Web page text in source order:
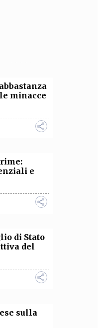
minacce
e
di Stato
del
sulla